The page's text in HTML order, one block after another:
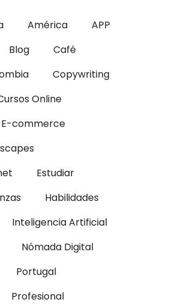
América
APP
Blog
Café
Copywriting
Online
E-commerce
Estudiar
Habilidades
Inteligencia Artificial
Nómada Digital
Portugal
Profesional